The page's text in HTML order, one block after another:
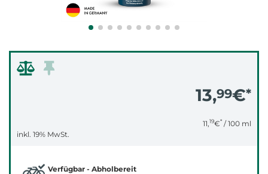
13,99€*
11,19€* / 100 ml
inkl. 19% MwSt.
Verfügbar - Abholbereit